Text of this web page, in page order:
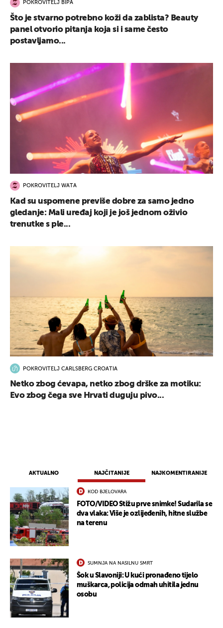
AKTUALNO NAJČITANIJE NAJKOMENTIRANIJE
KOD BJELOVARA
FOTO/VIDEO Stižu prve snimke! Sudarila se
dva vlaka: Više je ozlijeđenih, hitne službe
na terenu
SUMNJA NA NASILNU SMRT
Šok u Slavoniji: U kući pronađeno tijelo
muškarca, policija odmah uhitila jednu
osobu
POKROVITELJ BIPA
Što je stvarno potrebno koži da zablista? Beauty
panel otvorio pitanja koja si i same često
postavljamo...
POKROVITELJ WATA
Kad su uspomene previše dobre za samo jedno
gledanje: Mali uređaj koji je još jednom oživio
trenutke s ple...
POKROVITELJ CARLSBERG CROATIA
Netko zbog ćevapa, netko zbog drške za motiku:
Evo zbog čega sve Hrvati duguju pivo...